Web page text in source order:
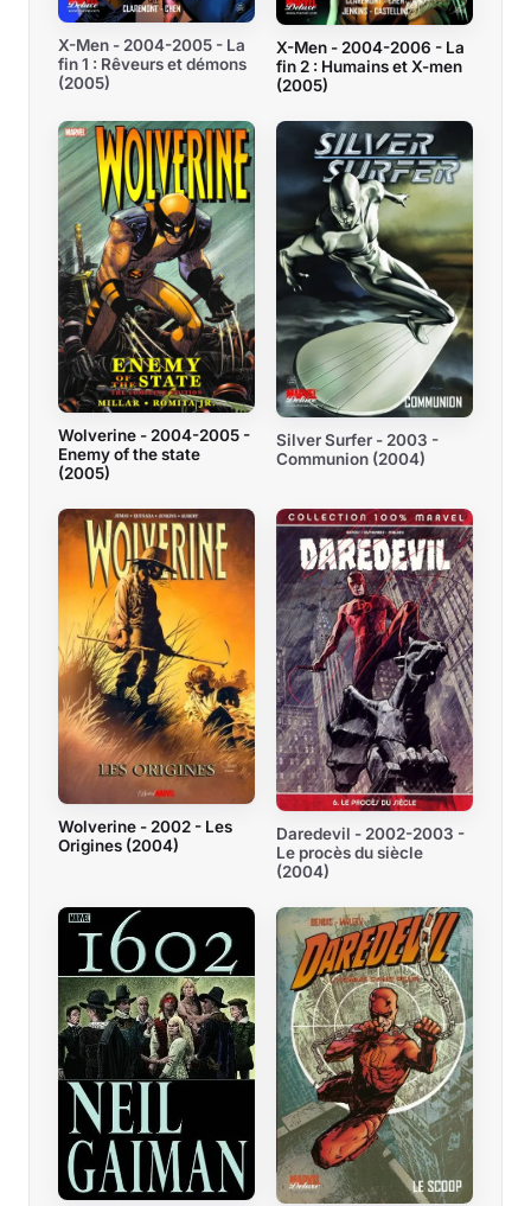
X-Men - 2004-2005 - La
fin 1 : Rêveurs et démons
(2005)
X-Men - 2004-2006 - La
fin 2 : Humains et X-men
(2005)
Wolverine - 2004-2005 -
Enemy of the state
(2005)
Silver Surfer - 2003 -
Communion (2004)
Wolverine - 2002 - Les
Origines (2004)
Daredevil - 2002-2003 -
Le procès du siècle
(2004)